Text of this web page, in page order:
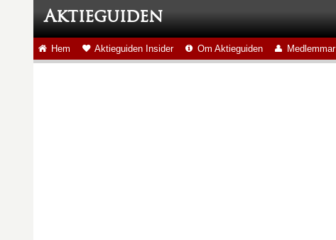
Aktieguiden
Hem Aktieguiden Insider Om Aktieguiden Medlemmar